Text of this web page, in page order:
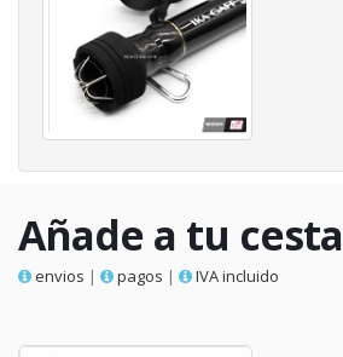
Añade a tu cesta
envios | pagos | IVA incluido